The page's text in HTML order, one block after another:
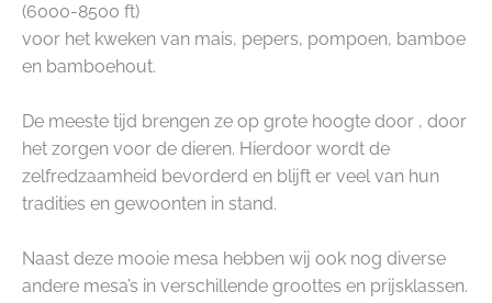
(6000-8500 ft)
voor het kweken van mais, pepers, pompoen, bamboe
en bamboehout.
De meeste tijd brengen ze op grote hoogte door , door
het zorgen voor de dieren. Hierdoor wordt de
zelfredzaamheid bevorderd en blijft er veel van hun
tradities en gewoonten in stand.
Naast deze mooie mesa hebben wij ook nog diverse
andere mesa’s in verschillende groottes en prijsklassen.